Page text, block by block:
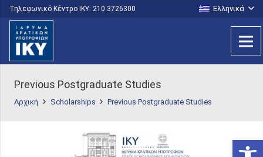
Τηλεφωνικό Κέντρο IKY: 210 3726300 Ελληνικά
Previous Postgraduate Studies
Αρχική Scholarships Previous Postgraduate Studies